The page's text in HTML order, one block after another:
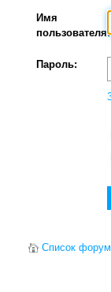
Имя
пользователя:
Пароль:
Список